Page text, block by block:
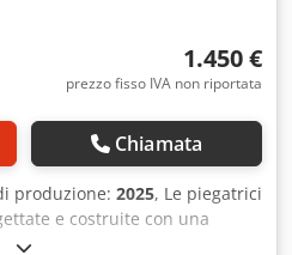
1.450 €
prezzo fisso IVA non riportata
Chiamata
produzione: 2025, Le piegatrici
e costruite con una
di zinco, alluminio